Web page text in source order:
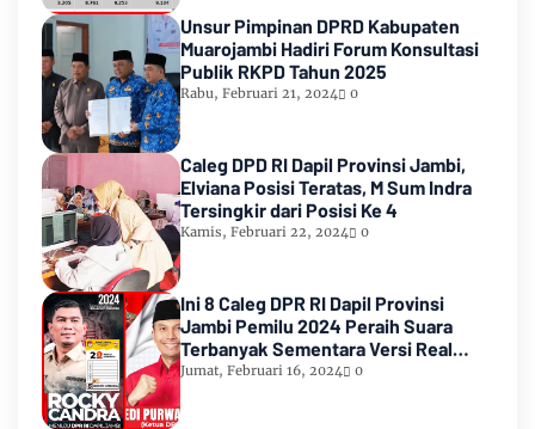
Unsur Pimpinan DPRD Kabupaten
Muarojambi Hadiri Forum Konsultasi
Publik RKPD Tahun 2025
Rabu, Februari 21, 2024 0
Caleg DPD RI Dapil Provinsi Jambi,
Elviana Posisi Teratas, M Sum Indra
Tersingkir dari Posisi Ke 4
Kamis, Februari 22, 2024 0
Ini 8 Caleg DPR RI Dapil Provinsi
Jambi Pemilu 2024 Peraih Suara
Terbanyak Sementara Versi Real
Count KPU RI
Jumat, Februari 16, 2024 0